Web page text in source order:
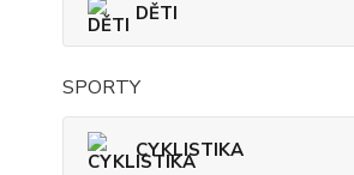
DĚTI
SPORTY
CYKLISTIKA